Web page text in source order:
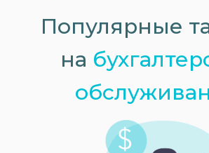
Популярные
на